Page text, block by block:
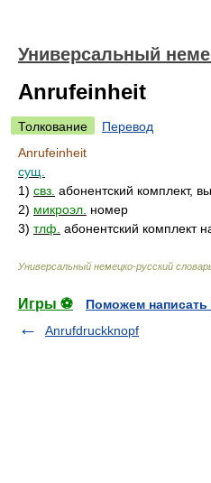
Универсальный
Anrufeinheit
Толкование
Перевод
Anrufeinheit
сущ.
1) свз. абонентский комплект,
2) микроэл. номер
3) тлф. абонентский комплект
Универсальный немецко-русский
Игры ⚽
Поможем написать
Anrufdruckknopf